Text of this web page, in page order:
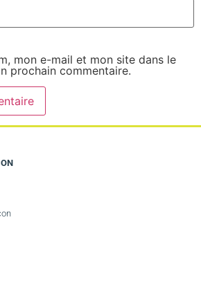
mon e-mail et mon site dans le
prochain commentaire.